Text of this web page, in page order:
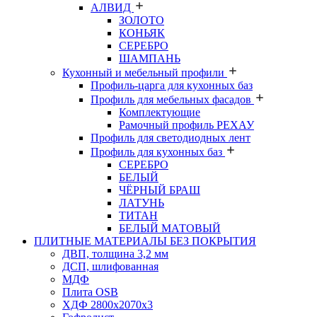
АЛВИД
ЗОЛОТО
КОНЬЯК
СЕРЕБРО
ШАМПАНЬ
Кухонный и мебельный профили
Профиль-царга для кухонных баз
Профиль для мебельных фасадов
Комплектующие
Рамочный профиль РЕХАУ
Профиль для светодиодных лент
Профиль для кухонных баз
СЕРЕБРО
БЕЛЫЙ
ЧЁРНЫЙ БРАШ
ЛАТУНЬ
ТИТАН
БЕЛЫЙ МАТОВЫЙ
ПЛИТНЫЕ МАТЕРИАЛЫ БЕЗ ПОКРЫТИЯ
ДВП, толщина 3,2 мм
ДСП, шлифованная
МДФ
Плита OSB
ХДФ 2800х2070х3